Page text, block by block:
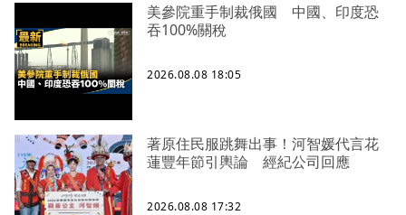
美參院重手制裁俄國 中國、印度恐
吞100%關稅
2026.08.08 18:05
著原住民服跳舞出事！河智媛代言花
蓮豐年節引輿論 經紀公司回應
2026.08.08 17:32